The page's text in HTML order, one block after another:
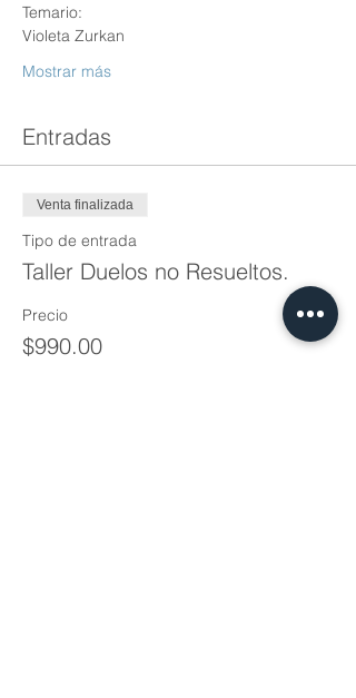
Temario:
Violeta Zurkan
Mostrar más
Entradas
Venta finalizada
Tipo de entrada
Taller Duelos no Resueltos.
Precio
$990.00